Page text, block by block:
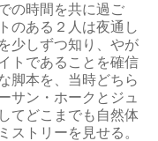
の時間を共に過ご
のある２人は夜通し
少しずつ知り、やが
トであることを確信
脚本を、当時どちら
サン・ホークとジュ
てどこまでも自然体
ストリーを見せる。